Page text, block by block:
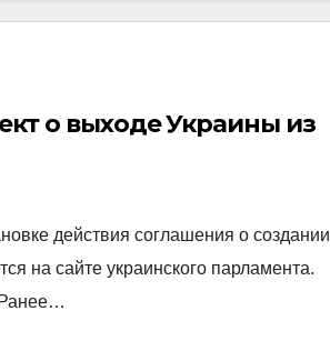
о выходе Украины из
действия соглашения о создании
на сайте украинского парламента.